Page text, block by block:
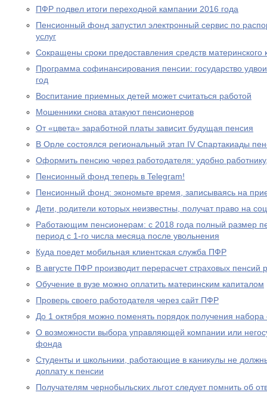
ПФР подвел итоги переходной кампании 2016 года
Пенсионный фонд запустил электронный сервис по
услуг
Сокращены сроки предоставления средств материнского
Программа софинансирования пенсии: государство
год
Воспитание приемных детей может считаться работой
Мошенники снова атакуют пенсионеров
От «цвета» заработной платы зависит будущая пенсия
В Орле состоялся региональный этап IV Спартакиады
Оформить пенсию через работодателя: удобно
Пенсионный фонд теперь в Telegram!
Пенсионный фонд: экономьте время, записываясь на
Дети, родители которых неизвестны, получат право на
Работающим пенсионерам: с 2018 года полный размер
период с 1-го числа месяца после увольнения
Куда поедет мобильная клиентская служба ПФР
В августе ПФР производит перерасчет страховых
Обучение в вузе можно оплатить материнским капиталом
Проверь своего работодателя через сайт ПФР
До 1 октября можно поменять порядок получения набора
О возможности выбора управляющей компании или
фонда
Студенты и школьники, работающие в каникулы не
доплату к пенсии
Получателям чернобыльских льгот следует помнить об